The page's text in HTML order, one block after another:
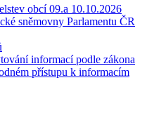
obcí 09.a 10.10.2026
sněmovny Parlamentu ČR
informací podle zákona
přístupu k informacím